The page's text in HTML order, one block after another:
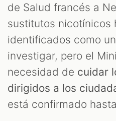
de Salud francés a
sustitutos nicotínicos
identificados como
investigar, pero el
necesidad de cuidar
dirigidos a los
está confirmado